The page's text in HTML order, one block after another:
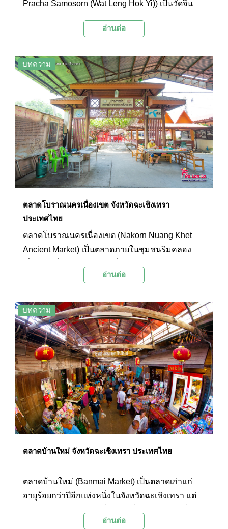
Pracha Samosorn (Wat Leng Hok Yi)) เป็นวัดจีน
ภายในมีวิหารและศาลเจ้าที่สร้างด้วยสถาปัตยกรรม
เทพต่างๆ หลายองค์ เป็นสถานที่ที่ชาวไทยเชื้อสายจีน
และผู้ที่สนใจนิยมไปสักการะขอพรเพื่อวามเป็นสิริ
มงคลโดยเฉพาะในช่วงตรุษจีน
อ่านต่อ
บทความ
ตลาดโบราณนครเนื่องเขต จังหวัดฉะเชิงเทรา
ประเทศไทย
ตลาดโบราณนครเนื่องเขต (Nakorn Nuang Khet
Ancient Market) เป็นตลาดภายในชุมชนริมคลอง
ความคล้ายตลาดเดิมในอดีต ภายในมีเรือนไม้
บรรยากาศในวันวานและถ่ายภาพเป็นที่ระลึก พร้อม
เดินเลือกซื้อของกินอร่อยๆ มากมายภายในตลาด
อ่านต่อ
บทความ
ตลาดบ้านใหม่ จังหวัดฉะเชิงเทรา ประเทศไทย
ตลาดบ้านใหม่ (Banmai Market) เป็นตลาดเก่าแก่
อายุร้อยกว่าปีอีกแห่งหนึ่งในจังหวัดฉะเชิงเทรา แต่
การสัญจรทางน้ำเป็นหลัก แต่ในปัจจุบันได้ปรับ
อ่านต่อ